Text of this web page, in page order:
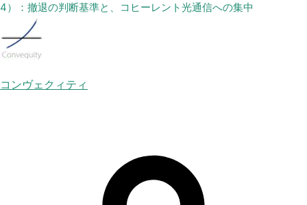
4）：撤退の判断基準と、コヒーレント光通信への集中
コンヴェクィティ